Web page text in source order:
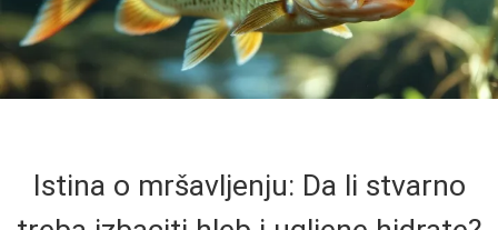
Istina o mršavljenju: Da li stvarno